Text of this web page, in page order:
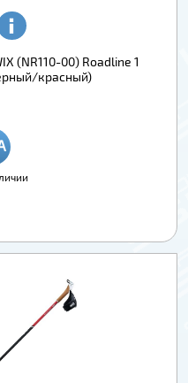
(NR110-00) Roadline 1
красный)